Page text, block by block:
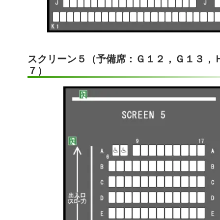
スクリーン５（予備席：Ｇ１２，Ｇ１３，
７）